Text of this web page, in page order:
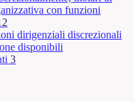
con funzioni
dirigenziali discrezionali
disponibili
3